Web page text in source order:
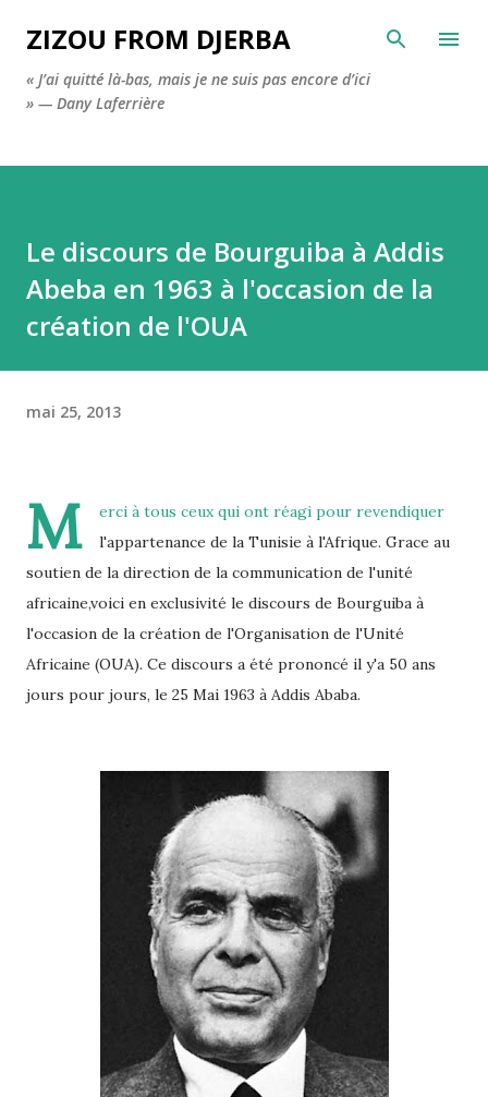
Accéder au contenu principal
ZIZOU FROM DJERBA
« J’ai quitté là-bas, mais je ne suis pas encore d’ici
» — Dany Laferrière
Le discours de Bourguiba à Addis
Abeba en 1963 à l'occasion de la
création de l'OUA
mai 25, 2013
M
erci à tous ceux qui ont réagi pour revendiquer
l'appartenance de la Tunisie à l'Afrique. Grace au
soutien de la direction de la communication de l'unité
africaine,voici en exclusivité le discours de Bourguiba à
l'occasion de la création de l'Organisation de l'Unité
Africaine (OUA). Ce discours a été prononcé il y'a 50 ans
jours pour jours, le 25 Mai 1963 à Addis Ababa.